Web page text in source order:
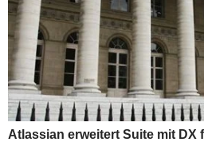
Atlassian erweitert Suite mit DX